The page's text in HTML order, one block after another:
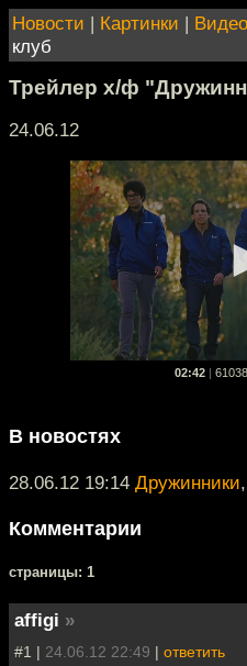
Новости | Картинки | Видео
клуб
Трейлер х/ф
24.06.12
02:42
В новостях
28.06.12 19:14 Дружинники
Комментарии
cтраницы: 1
affigi »
#1 | 24.06.12 22:49 | ответить